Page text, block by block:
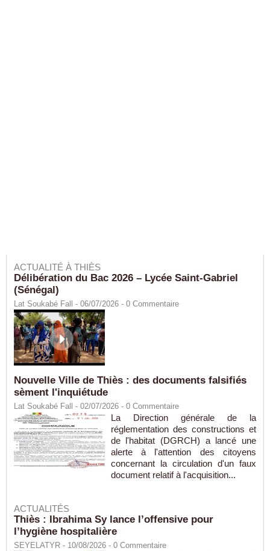
ACTUALITÉ À THIÈS
Délibération du Bac 2026 – Lycée Saint-Gabriel
(Sénégal)
Lat Soukabé Fall - 06/07/2026 - 0 Commentaire
Nouvelle Ville de Thiès : des documents falsifiés
sèment l'inquiétude
Lat Soukabé Fall - 02/07/2026 - 0 Commentaire
La Direction générale de la
réglementation des constructions et
de l'habitat (DGRCH) a lancé une
alerte à l'attention des citoyens
concernant la circulation d'un faux
document relatif à l'acquisition...
ACTUALITÉS
Thiès : Ibrahima Sy lance l’offensive pour
l’hygiène hospitalière
SEYELATYR - 10/08/2026 - 0 Commentaire